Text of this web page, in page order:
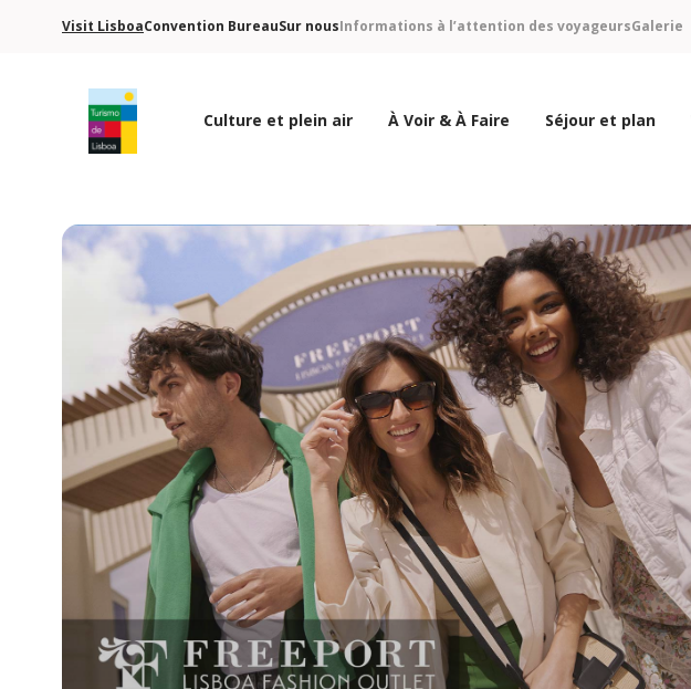
Visit LisboaConvention BureauSur nousInformations à l’attention des voyageursGalerie
Culture et plein air À Voir & À Faire Séjour et plan